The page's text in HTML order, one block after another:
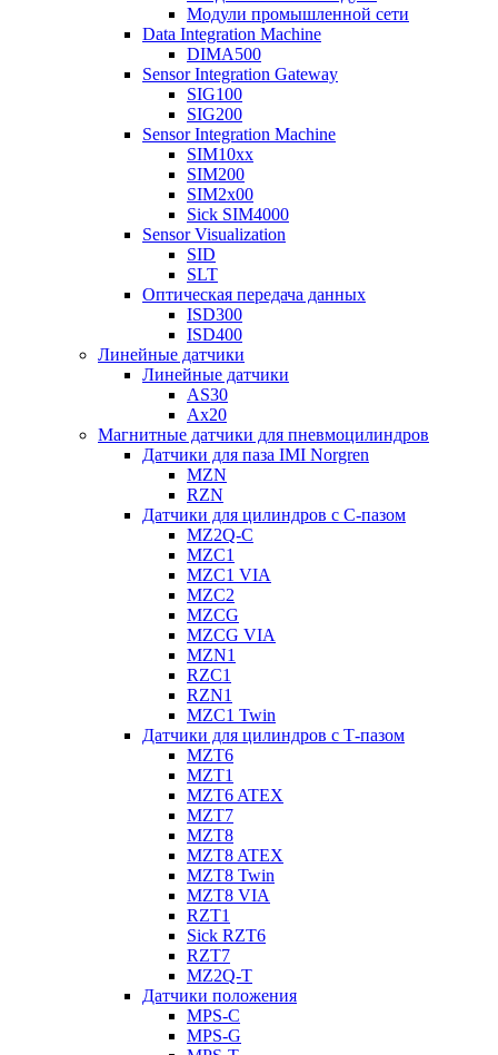
Модули промышленной сети
Data Integration Machine
DIMA500
Sensor Integration Gateway
SIG100
SIG200
Sensor Integration Machine
SIM10xx
SIM200
SIM2x00
Sick SIM4000
Sensor Visualization
SID
SLT
Оптическая передача данных
ISD300
ISD400
Линейные датчики
Линейные датчики
AS30
Ax20
Магнитные датчики для пневмоцилиндров
Датчики для паза IMI Norgren
MZN
RZN
Датчики для цилиндров с С-пазом
MZ2Q-C
MZC1
MZC1 VIA
MZC2
MZCG
MZCG VIA
MZN1
RZC1
RZN1
MZC1 Twin
Датчики для цилиндров с Т-пазом
MZT6
MZT1
MZT6 ATEX
MZT7
MZT8
MZT8 ATEX
MZT8 Twin
MZT8 VIA
RZT1
Sick RZT6
RZT7
MZ2Q-T
Датчики положения
MPS-C
MPS-G